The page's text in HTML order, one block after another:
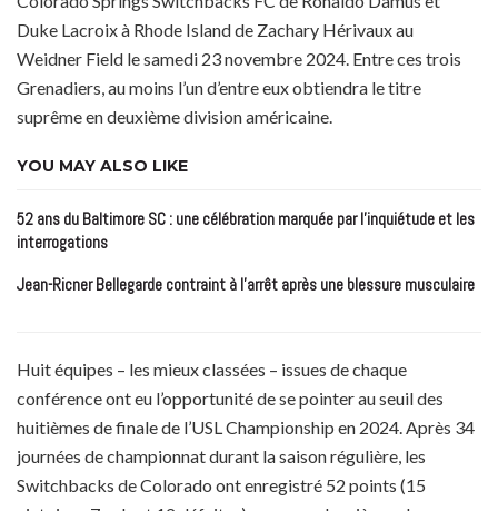
Duke Lacroix à Rhode Island de Zachary Hérivaux au
Weidner Field le samedi 23 novembre 2024. Entre ces trois
Grenadiers, au moins l’un d’entre eux obtiendra le titre
suprême en deuxième division américaine.
YOU MAY ALSO LIKE
52 ans du Baltimore SC : une célébration marquée par l’inquiétude et les
interrogations
Jean-Ricner Bellegarde contraint à l’arrêt après une blessure musculaire
Huit équipes – les mieux classées – issues de chaque
conférence ont eu l’opportunité de se pointer au seuil des
huitièmes de finale de l’USL Championship en 2024. Après 34
journées de championnat durant la saison régulière, les
Switchbacks de Colorado ont enregistré 52 points (15